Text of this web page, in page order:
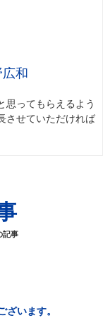
和
思ってもらえるよう
させていただければ
記事
ざいます。